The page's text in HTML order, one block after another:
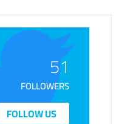
51
FOLLOWERS
FOLLOW US